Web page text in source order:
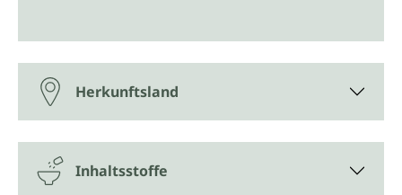
Herkunftsland
Inhaltsstoffe